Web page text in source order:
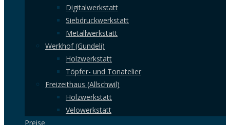
Digitalwerkstatt
Siebdruckwerkstatt
Metallwerkstatt
Werkhof (Gundeli)
Holzwerkstatt
Töpfer- und Tonatelier
Freizeithaus (Allschwil)
Holzwerkstatt
Velowerkstatt
Preise